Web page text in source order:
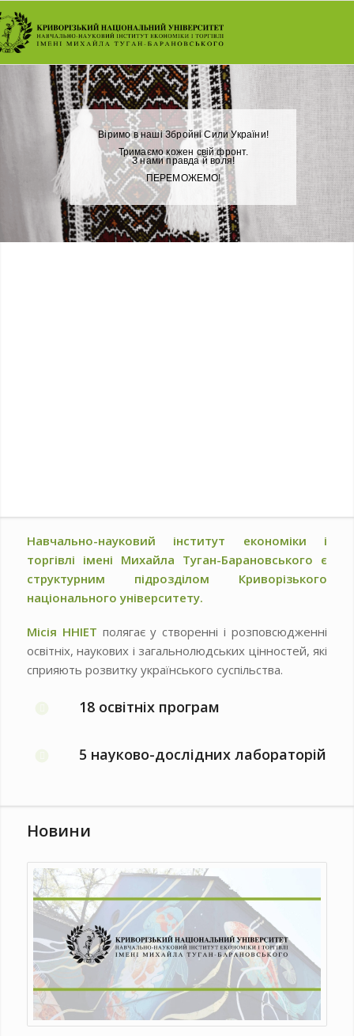
Віримо в наші Збройні Сили України!
Тримаємо кожен свій фронт.
З нами правда й воля!
ПЕРЕМОЖЕМО!
Навчально-науковий інститут економіки і
торгівлі імені Михайла Туган-Барановського є
структурним підрозділом Криворізького
національного університету.
Місія ННІЕТ полягає у створенні і розповсюдженні
освітніх, наукових і загальнолюдських цінностей, які
сприяють розвитку українського суспільства.
18 освітніх програм
5 науково-дослідних лабораторій
Новини